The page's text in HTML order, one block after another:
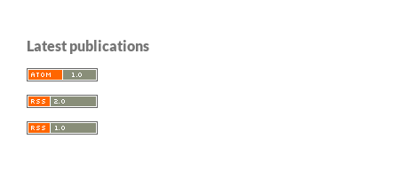
Latest publications